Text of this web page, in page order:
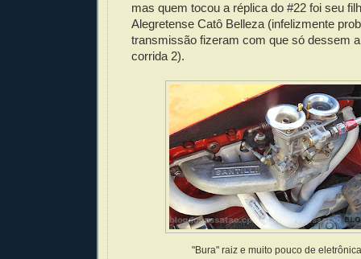
mas quem tocou a réplica do #22 foi seu
Alegretense Catô Belleza (infelizmente
transmissão fizeram com que só dessem
corrida 2).
"Bura" raiz e muito pouco de